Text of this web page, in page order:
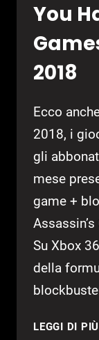
You
2018
Ecco
2018, i
gli
mese
game +
Su Xbox
della
LEGGI DI PIÙ